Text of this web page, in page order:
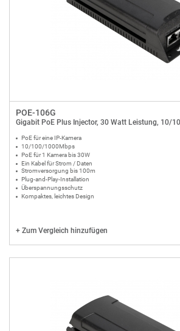
POE-106G
Gigabit PoE Plus Injector, 30 Watt Leistung, 10/
PoE für eine IP-Kamera
10/100/1000Mbps
PoE für 1 Kamera bis 30W
Ein Kabel für Strom / Daten
Stromversorgung bis 100m
Plug-and-Play-Installation
Überspannungsschutz
Kompaktes, leichtes Design
+ Zum Vergleich hinzufügen